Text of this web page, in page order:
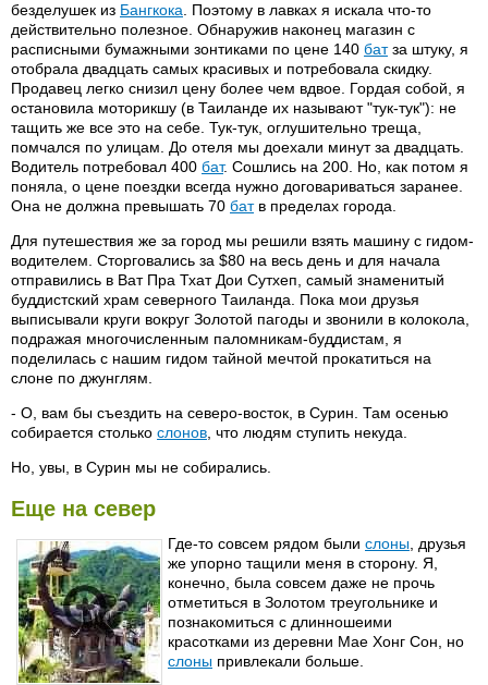
безделушек из Бангкока . Поэтому в лавках я искала что-то
действительно полезное. Обнаружив наконец магазин с
расписными бумажными зонтиками по цене 140 батза штуку, я
отобрала двадцать самых красивых и потребовала скидку.
Продавец легко снизил цену более чем вдвое. Гордая собой, я
остановила моторикшу (в Таиланде их называют "тук-тук"): не
тащить же все это на себе. Тук-тук, оглушительно треща,
помчался по улицам. До отеля мы доехали минут за двадцать.
Водитель потребовал 400 бат. Сошлись на 200. Но, как потом я
поняла, о цене поездки всегда нужно договариваться заранее.
Она не должна превышать 70 батв пределах города.
Для путешествия же за город мы решили взять машину с гидом-
водителем. Сторговались за $80 на весь день и для начала
отправились в Ват Пра Тхат Дои Сутхеп, самый знаменитый
буддистский храм северного Таиланда. Пока мои друзья
выписывали круги вокруг Золотой пагоды и звонили в колокола,
подражая многочисленным паломникам-буддистам, я
поделилась с нашим гидом тайной мечтой прокатиться на
слоне по джунглям.
- О, вам бы съездить на северо-восток, в Сурин. Там осенью
собирается столько слонов , что людям ступить некуда.
Но, увы, в Сурин мы не собирались.
Еще на север
Где-то совсем рядом были слоны , друзья
же упорно тащили меня в сторону. Я,
конечно, была совсем даже не прочь
отметиться в Золотом треугольнике и
познакомиться с длинношеими
красотками из деревни Мае Хонг Сон, но
слоны привлекали больше.